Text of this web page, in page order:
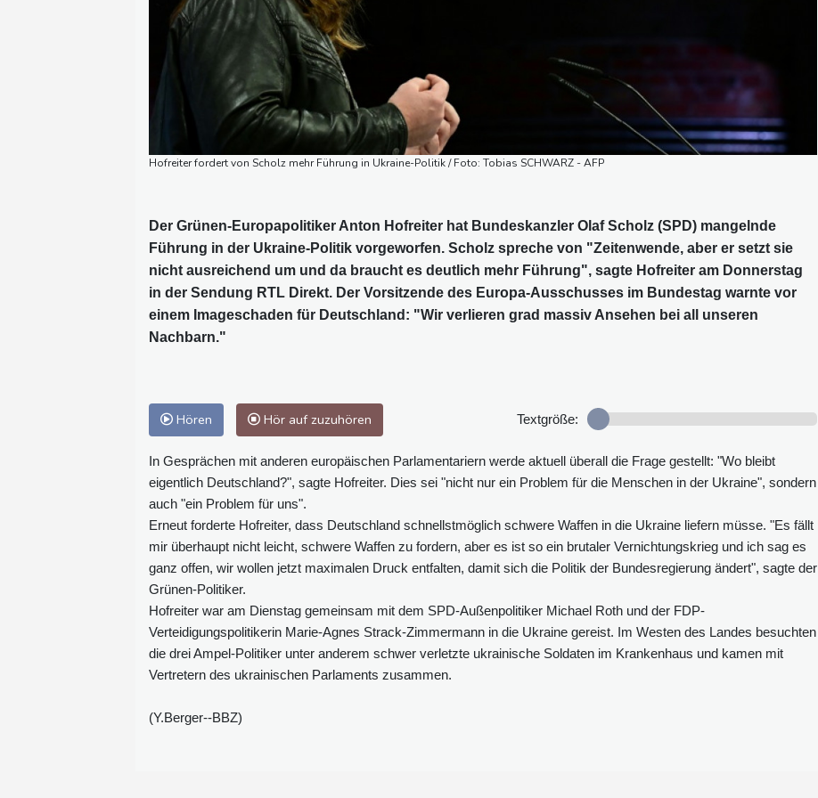
Hofreiter fordert von Scholz mehr Führung in Ukraine-Politik / Foto: Tobias SCHWARZ - AFP
Der Grünen-Europapolitiker Anton Hofreiter hat Bundeskanzler Olaf Scholz (SPD) mangelnde
Führung in der Ukraine-Politik vorgeworfen. Scholz spreche von "Zeitenwende, aber er setzt sie
nicht ausreichend um und da braucht es deutlich mehr Führung", sagte Hofreiter am Donnerstag
in der Sendung RTL Direkt. Der Vorsitzende des Europa-Ausschusses im Bundestag warnte vor
einem Imageschaden für Deutschland: "Wir verlieren grad massiv Ansehen bei all unseren
Nachbarn."
Hören Hör auf zuzuhören Textgröße:
In Gesprächen mit anderen europäischen Parlamentariern werde aktuell überall die Frage gestellt: "Wo bleibt
eigentlich Deutschland?", sagte Hofreiter. Dies sei "nicht nur ein Problem für die Menschen in der Ukraine", sondern
auch "ein Problem für uns".
Erneut forderte Hofreiter, dass Deutschland schnellstmöglich schwere Waffen in die Ukraine liefern müsse. "Es fällt
mir überhaupt nicht leicht, schwere Waffen zu fordern, aber es ist so ein brutaler Vernichtungskrieg und ich sag es
ganz offen, wir wollen jetzt maximalen Druck entfalten, damit sich die Politik der Bundesregierung ändert", sagte der
Grünen-Politiker.
Hofreiter war am Dienstag gemeinsam mit dem SPD-Außenpolitiker Michael Roth und der FDP-
Verteidigungspolitikerin Marie-Agnes Strack-Zimmermann in die Ukraine gereist. Im Westen des Landes besuchten
die drei Ampel-Politiker unter anderem schwer verletzte ukrainische Soldaten im Krankenhaus und kamen mit
Vertretern des ukrainischen Parlaments zusammen.
(Y.Berger--BBZ)